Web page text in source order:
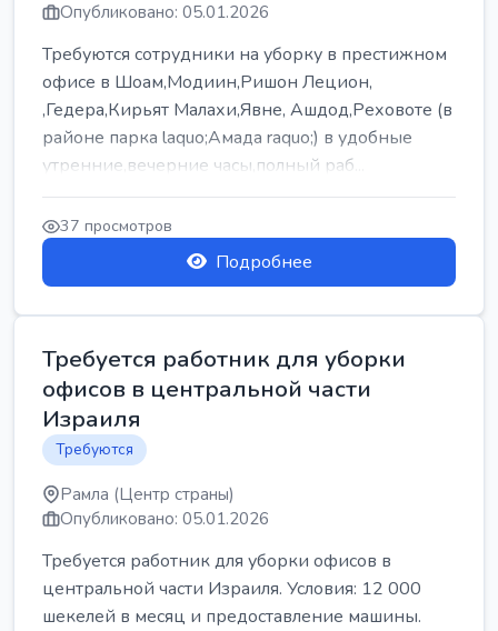
Опубликовано: 05.01.2026
Требуются сотрудники на уборку в престижном
офисе в Шоам,Модиин,Ришон Лецион,
,Гедера,Кирьят Малахи,Явне, Ашдод,Реховоте (в
районе парка laquo;Амада raquo;) в удобные
утренние,вечерние часы,полный раб...
37 просмотров
Подробнее
Требуется работник для уборки
офисов в центральной части
Израиля
Требуются
Рамла (Центр страны)
Опубликовано: 05.01.2026
Требуется работник для уборки офисов в
центральной части Израиля. Условия: 12 000
шекелей в месяц и предоставление машины.